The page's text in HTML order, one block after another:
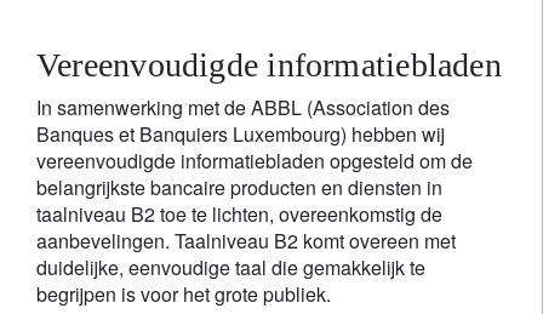
Vereenvoudigde informatiebladen
In samenwerking met de ABBL (Association des
Banques et Banquiers Luxembourg) hebben wij
vereenvoudigde informatiebladen opgesteld om de
belangrijkste bancaire producten en diensten in
taalniveau B2 toe te lichten, overeenkomstig de
aanbevelingen. Taalniveau B2 komt overeen met
duidelijke, eenvoudige taal die gemakkelijk te
begrijpen is voor het grote publiek.